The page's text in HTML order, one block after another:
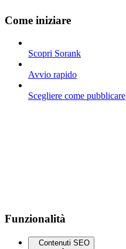
Come iniziare
Scopri Sorank
Avvio rapido
Scegliere come pubblicare
Funzionalità
Contenuti SEO